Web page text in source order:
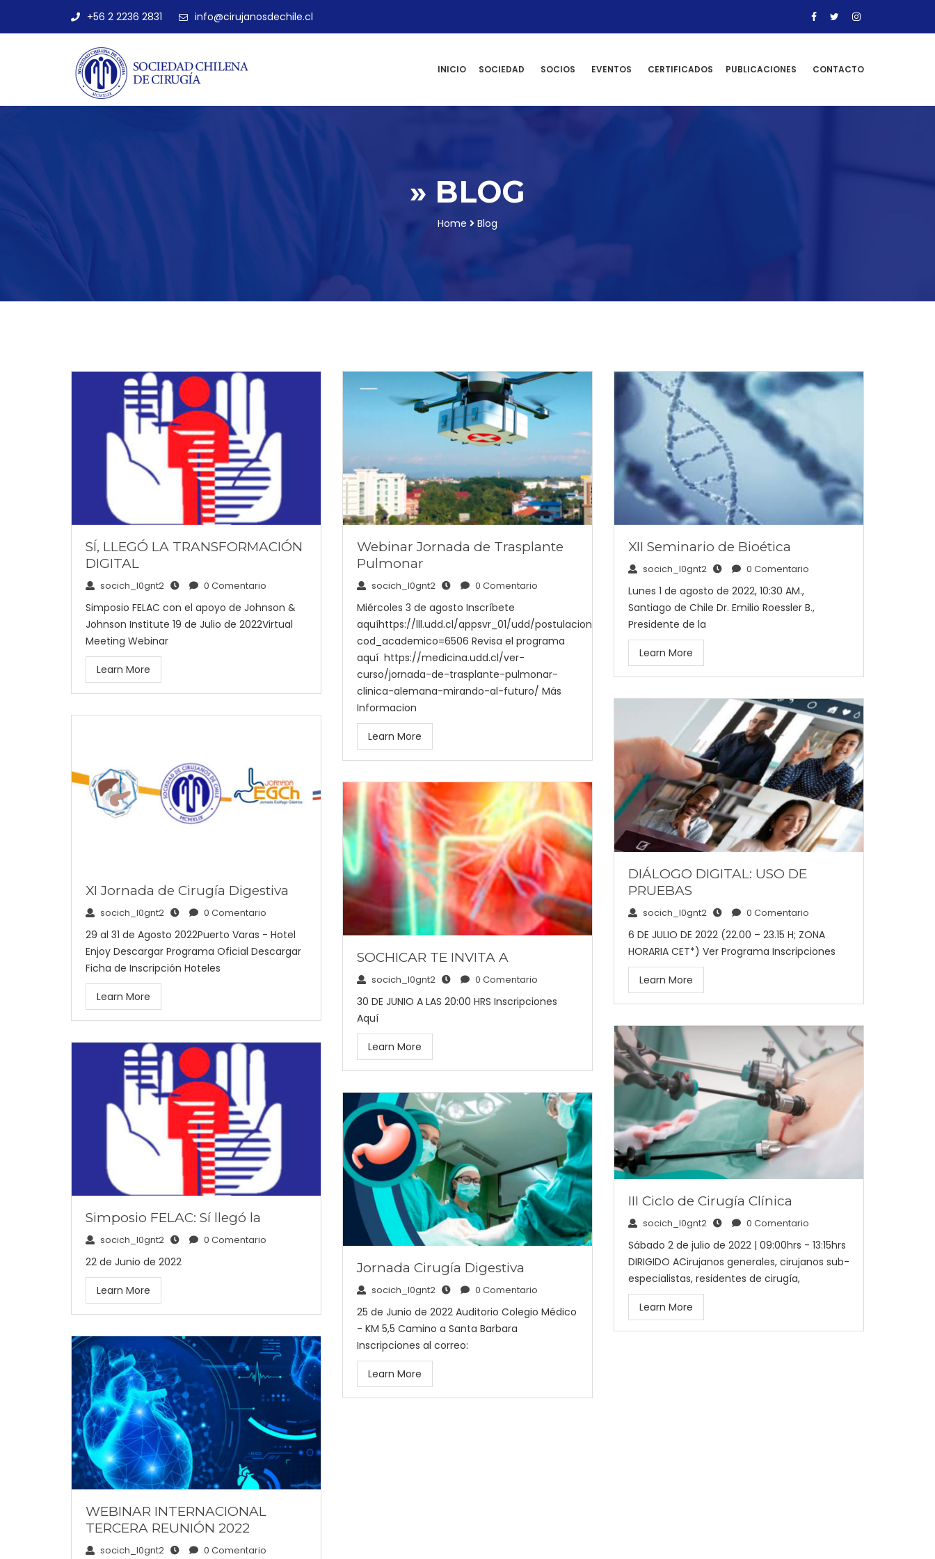
+56 2 2236 2831 info@cirujanosdechile.cl
INICIO SOCIEDAD SOCIOS EVENTOS CERTIFICADOS PUBLICACIONES CONTACTO
» BLOG
Home Blog
SÍ, LLEGÓ LA TRANSFORMACIÓN
DIGITAL
socich_l0gnt2 0 Comentario
Simposio FELAC con el apoyo de Johnson &
Johnson Institute 19 de Julio de 2022Virtual
Meeting Webinar
Learn More
Webinar Jornada de Trasplante
Pulmonar
socich_l0gnt2 0 Comentario
Miércoles 3 de agosto Inscríbete
aquíhttps://lll.udd.cl/appsvr_01/udd/postulacion/?
cod_academico=6506 Revisa el programa
aquí https://medicina.udd.cl/ver-
curso/jornada-de-trasplante-pulmonar-
clinica-alemana-mirando-al-futuro/ Más
Informacion
Learn More
XII Seminario de Bioética
socich_l0gnt2 0 Comentario
Lunes 1 de agosto de 2022, 10:30 AM.,
Santiago de Chile Dr. Emilio Roessler B.,
Presidente de la
Learn More
DIÁLOGO DIGITAL: USO DE
PRUEBAS
socich_l0gnt2 0 Comentario
6 DE JULIO DE 2022 (22.00 – 23.15 H; ZONA
HORARIA CET*) Ver Programa Inscripciones
Learn More
XI Jornada de Cirugía Digestiva
socich_l0gnt2 0 Comentario
29 al 31 de Agosto 2022Puerto Varas - Hotel
Enjoy Descargar Programa Oficial Descargar
Ficha de Inscripción Hoteles
Learn More
SOCHICAR TE INVITA A
socich_l0gnt2 0 Comentario
30 DE JUNIO A LAS 20:00 HRS Inscripciones
Aquí
Learn More
III Ciclo de Cirugía Clínica
socich_l0gnt2 0 Comentario
Sábado 2 de julio de 2022 | 09:00hrs - 13:15hrs
DIRIGIDO ACirujanos generales, cirujanos sub-
especialistas, residentes de cirugía,
Learn More
Simposio FELAC: Sí llegó la
socich_l0gnt2 0 Comentario
22 de Junio de 2022
Learn More
Jornada Cirugía Digestiva
socich_l0gnt2 0 Comentario
25 de Junio de 2022 Auditorio Colegio Médico
- KM 5,5 Camino a Santa Barbara
Inscripciones al correo:
Learn More
WEBINAR INTERNACIONAL
TERCERA REUNIÓN 2022
socich_l0gnt2 0 Comentario